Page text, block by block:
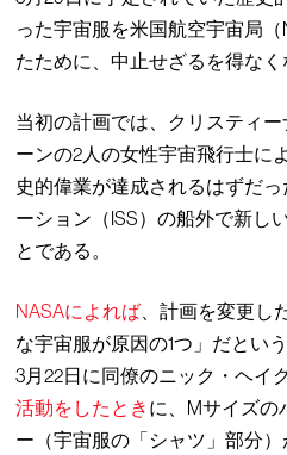
った宇宙服を米国航空宇宙局
たために、中止せざるを得なく
当初の計画では、クリスティ
ーンの2人の女性宇宙飛行士に
史的偉業が達成されるはずだ
ーション（ISS）の船外で新し
とである。
NASAによれば 、計画を変更し
な宇宙服が原因の1つ」だとい
3月22日に同僚のニック・ヘイ
活動をしたとき に、Mサイズの
ー（宇宙服の「シャツ」部分